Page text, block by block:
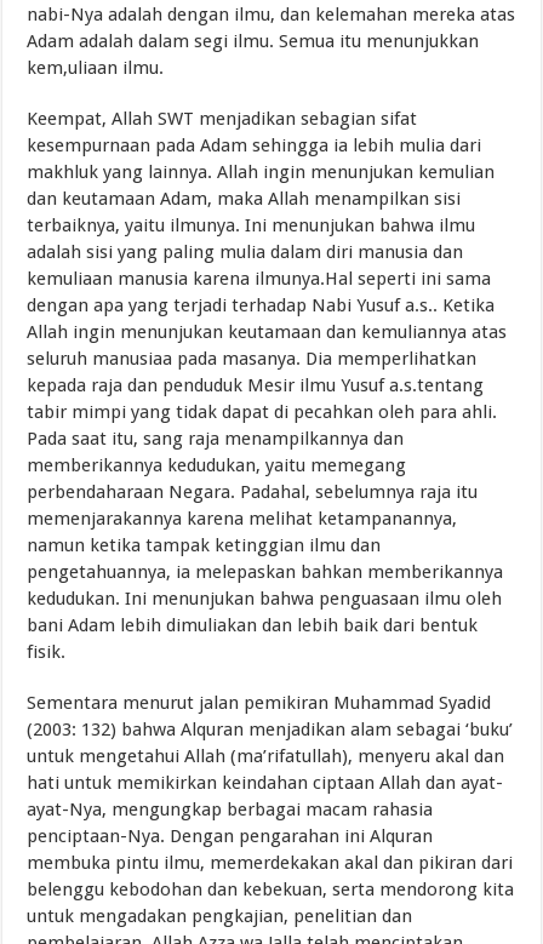
nabi-Nya adalah dengan ilmu, dan kelemahan mereka atas
Adam adalah dalam segi ilmu. Semua itu menunjukkan
kem,uliaan ilmu.
Keempat, Allah SWT menjadikan sebagian sifat
kesempurnaan pada Adam sehingga ia lebih mulia dari
makhluk yang lainnya. Allah ingin menunjukan kemulian
dan keutamaan Adam, maka Allah menampilkan sisi
terbaiknya, yaitu ilmunya. Ini menunjukan bahwa ilmu
adalah sisi yang paling mulia dalam diri manusia dan
kemuliaan manusia karena ilmunya.Hal seperti ini sama
dengan apa yang terjadi terhadap Nabi Yusuf a.s.. Ketika
Allah ingin menunjukan keutamaan dan kemuliannya atas
seluruh manusiaa pada masanya. Dia memperlihatkan
kepada raja dan penduduk Mesir ilmu Yusuf a.s.tentang
tabir mimpi yang tidak dapat di pecahkan oleh para ahli.
Pada saat itu, sang raja menampilkannya dan
memberikannya kedudukan, yaitu memegang
perbendaharaan Negara. Padahal, sebelumnya raja itu
memenjarakannya karena melihat ketampanannya,
namun ketika tampak ketinggian ilmu dan
pengetahuannya, ia melepaskan bahkan memberikannya
kedudukan. Ini menunjukan bahwa penguasaan ilmu oleh
bani Adam lebih dimuliakan dan lebih baik dari bentuk
fisik.
Sementara menurut jalan pemikiran Muhammad Syadid
(2003: 132) bahwa Alquran menjadikan alam sebagai ‘buku’
untuk mengetahui Allah (ma’rifatullah), menyeru akal dan
hati untuk memikirkan keindahan ciptaan Allah dan ayat-
ayat-Nya, mengungkap berbagai macam rahasia
penciptaan-Nya. Dengan pengarahan ini Alquran
membuka pintu ilmu, memerdekakan akal dan pikiran dari
belenggu kebodohan dan kebekuan, serta mendorong kita
untuk mengadakan pengkajian, penelitian dan